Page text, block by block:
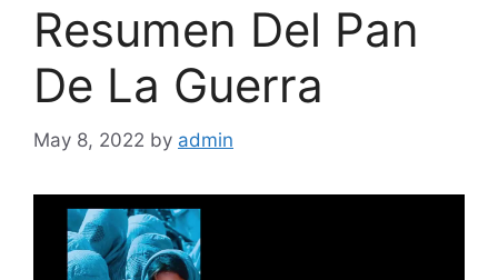
Resumen Del Pan
De La Guerra
May 8, 2022 by admin